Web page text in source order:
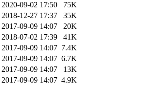
2020-09-02 17:50
75K
2018-12-27 17:37
35K
2017-09-09 14:07
20K
2018-07-02 17:39
41K
2017-09-09 14:07 7.4K
2017-09-09 14:07 6.7K
2017-09-09 14:07
13K
2017-09-09 14:07 4.9K